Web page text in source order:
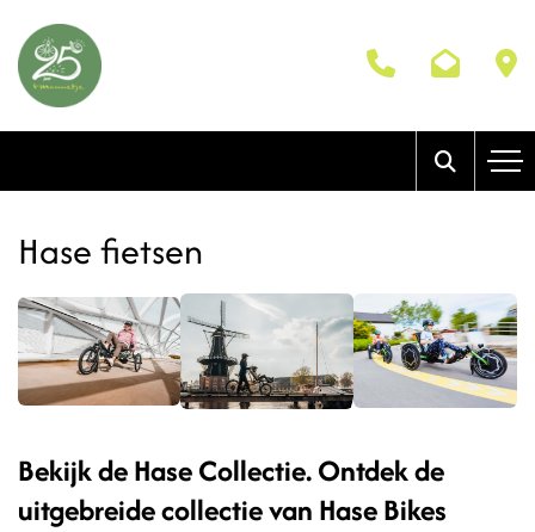
Hase fietsen
Bekijk de Hase Collectie. Ontdek de
uitgebreide collectie van Hase Bikes